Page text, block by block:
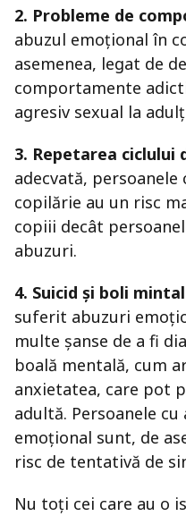
2. Probleme de
abuzul emoțional în
asemenea, legat de
comportamente
agresiv sexual la
3. Repetarea ciclului
adecvată,
copilărie au un risc
copiii decât
abuzuri.
4. Suicid și boli
suferit abuzuri
multe șanse de a fi
boală mentală, cum
anxietatea, care pot
adultă. Persoanele
emoțional sunt, de
risc de tentativă de
Nu toți cei care au o